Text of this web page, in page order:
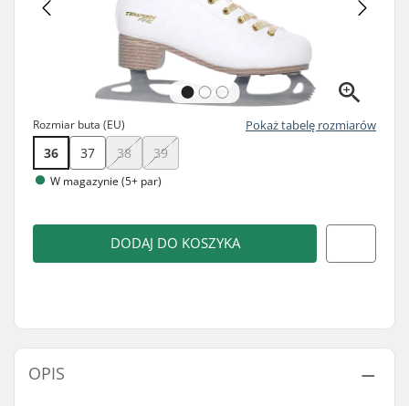
Rozmiar buta (EU) Pokaż tabelę rozmiarów
36 37 38 39
W magazynie (5+ par)
DODAJ DO KOSZYKA
OPIS